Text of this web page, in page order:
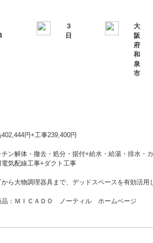
３
日
大
阪
府
和
泉
市
円+工事239,400円
チン解体・撤去・処分・据付+給水・給湯・排水・
電気配線工事+ダクト工事
から大物調理器具まで、デッドスペースを有効活用
品：ＭＩＣＡＤＯ ノーティル ホームページ